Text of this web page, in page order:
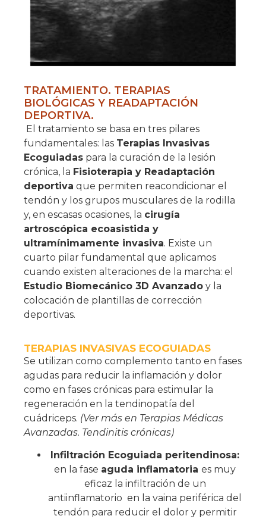
TRATAMIENTO. TERAPIAS
BIOLÓGICAS Y READAPTACIÓN
DEPORTIVA.
El tratamiento se basa en tres pilares
fundamentales: las Terapias Invasivas
Ecoguiadas para la curación de la lesión
crónica, la Fisioterapia y Readaptación
deportiva que permiten reacondicionar el
tendón y los grupos musculares de la rodilla
y, en escasas ocasiones, la cirugía
artroscópica ecoasistida y
ultramínimamente invasiva. Existe un
cuarto pilar fundamental que aplicamos
cuando existen alteraciones de la marcha: el
Estudio Biomecánico 3D Avanzado y la
colocación de plantillas de corrección
deportivas.
TERAPIAS INVASIVAS ECOGUIADAS
Se utilizan como complemento tanto en fases
agudas para reducir la inflamación y dolor
como en fases crónicas para estimular la
regeneración en la tendinopatía del
cuádriceps. (Ver más en Terapias Médicas
Avanzadas. Tendinitis crónicas)
Infiltración Ecoguiada peritendinosa:
en la fase aguda inflamatoria es muy
eficaz la infiltración de un
antiinflamatorio en la vaina periférica del
tendón para reducir el dolor y permitir